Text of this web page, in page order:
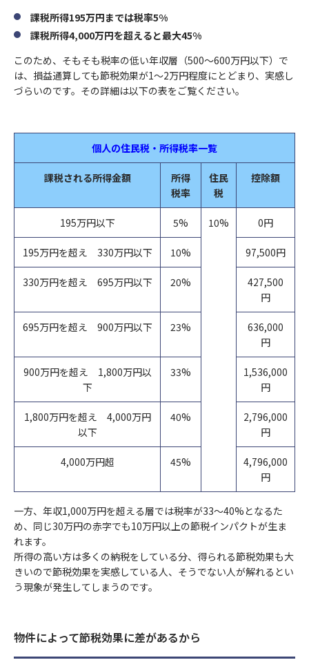
課税所得195万円までは税率5%
課税所得4,000万円を超えると最大45%
このため、そもそも税率の低い年収層（500〜600万円以下）で
は、損益通算しても節税効果が1〜2万円程度にとどまり、実感し
づらいのです。その詳細は以下の表をご覧ください。
個人の住民税・所得税率一覧
課税される所得金額
所得
税率
住民
税
控除額
195万円以下 5% 10% 0円
195万円を超え 330万円以下 10% 97,500円
330万円を超え 695万円以下 20%
427,500
円
695万円を超え 900万円以下 23%
636,000
円
900万円を超え 1,800万円以
下
33%
1,536,000
円
1,800万円を超え 4,000万円
以下
40%
2,796,000
円
4,000万円超 45%
4,796,000
円
一方、年収1,000万円を超える層では税率が33〜40%となるた
め、同じ30万円の赤字でも10万円以上の節税インパクトが生ま
れます。
所得の高い方は多くの納税をしている分、得られる節税効果も大
きいので節税効果を実感している人、そうでない人が解れるとい
う現象が発生してしまうのです。
物件によって節税効果に差があるから